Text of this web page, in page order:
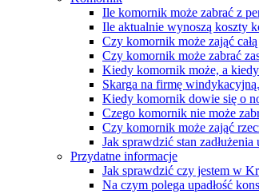
Ile komornik może zabrać z
Ile aktualnie wynoszą koszty
Czy komornik może zająć
Czy komornik może zabrać
Kiedy komornik może, a
Skarga na firmę
Kiedy komornik dowie się o
Czego komornik nie może
Czy komornik może zająć
Jak sprawdzić stan
Przydatne informacje
Jak sprawdzić czy jestem w
Na czym polega upadłość